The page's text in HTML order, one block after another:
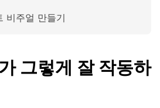
비주얼 만들기
그렇게 잘 작동하